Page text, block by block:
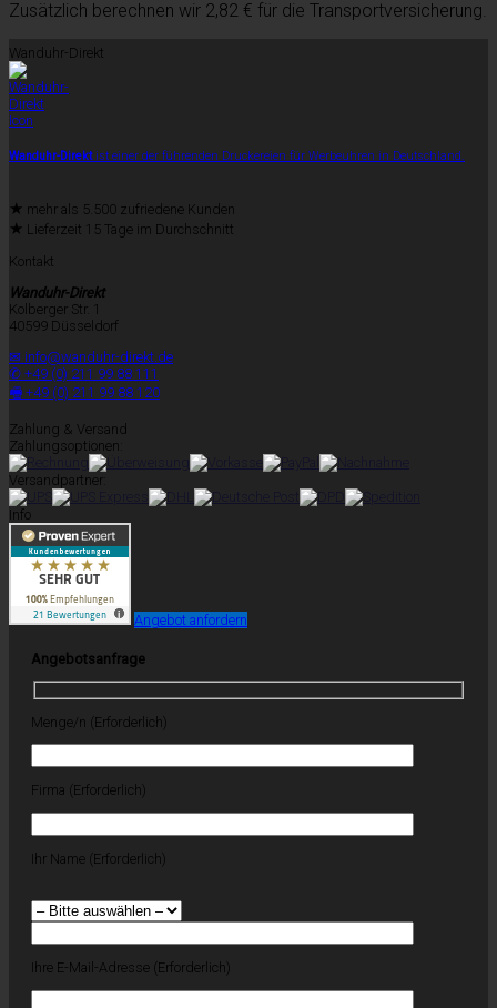
Zusätzlich berechnen wir 2,82 € für die Transportversicherung.
Wanduhr-Direkt
Wanduhr-Direktist einer der führenden Druckereien für Werbeuhren in Deutschland.
★ mehr als 5.500 zufriedene Kunden
★ Lieferzeit 15 Tage im Durchschnitt
Kontakt
Wanduhr-Direkt
Kolberger Str. 1
40599 Düsseldorf
✉ info@wanduhr-direkt.de
✆ +49 (0) 211 99 88 111
🖷 +49 (0) 211 99 88 120
Zahlung & Versand
Zahlungsoptionen:
Versandpartner:
Info
Angebot anfordern
Angebotsanfrage
Menge/n (Erforderlich)
Firma (Erforderlich)
Ihr Name (Erforderlich)
Ihre E-Mail-Adresse (Erforderlich)